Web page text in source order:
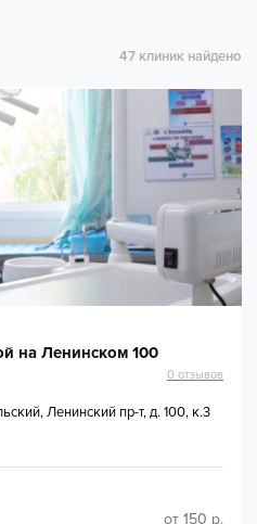
47 клиник найдено
на Ленинском 100
0 отзывов
Ленинский пр-т, д. 100, к.3
от 150 р.